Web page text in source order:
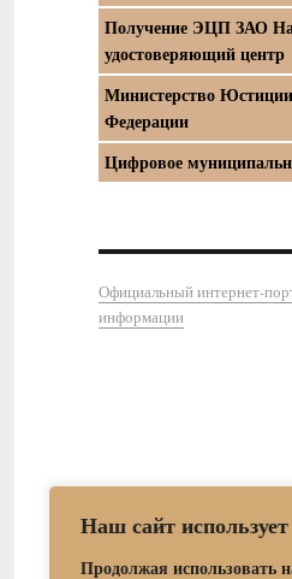
Наш сайт
Продолжая использовать
Получение ЭЦП ЗАО
удостоверяющий центр
Министерство
Федерации
Цифровое
Официальный интернет-
информации